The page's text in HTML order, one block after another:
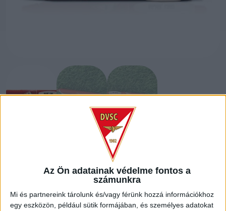
Az Ön adatainak védelme fontos a
számunkra
Mi és partnereink tárolunk és/vagy férünk hozzá információkhoz
egy eszközön, például sütik formájában, és személyes adatokat
DVSC TOLL
990Ft